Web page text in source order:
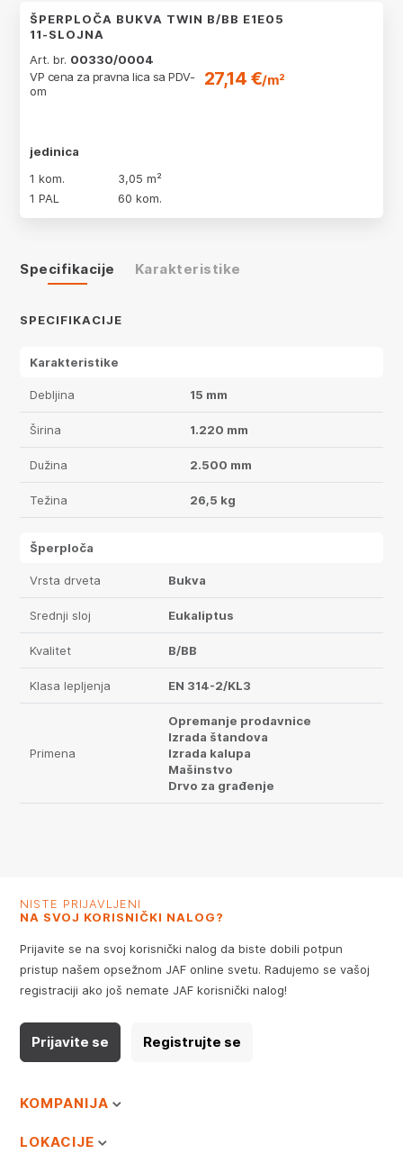
ŠPERPLOČA BUKVA TWIN B/BB E1E05
11-SLOJNA
Art. br. 00330/0004
VP cena za pravna lica sa PDV-
om
27,14 €/m²
jedinica
1 kom.
3,05 m²
1 PAL
60 kom.
Specifikacije Karakteristike
SPECIFIKACIJE
Karakteristike
Debljina 15 mm
Širina 1.220 mm
Dužina 2.500 mm
Težina 26,5 kg
Šperploča
Vrsta drveta Bukva
Srednji sloj Eukaliptus
Kvalitet B/BB
Klasa lepljenja EN 314-2/KL3
Primena
Opremanje prodavnice
Izrada štandova
Izrada kalupa
Mašinstvo
Drvo za građenje
NISTE PRIJAVLJENI
NA SVOJ KORISNIČKI NALOG?
Prijavite se na svoj korisnički nalog da biste dobili potpun
pristup našem opsežnom JAF online svetu. Radujemo se vašoj
registraciji ako još nemate JAF korisnički nalog!
Prijavite se Registrujte se
KOMPANIJA
LOKACIJE